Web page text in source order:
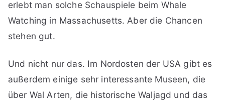
erlebt man solche Schauspiele beim Whale
Watching in Massachusetts. Aber die Chancen
stehen gut.
Und nicht nur das. Im Nordosten der USA gibt es
außerdem einige sehr interessante Museen, die
über Wal Arten, die historische Waljagd und das